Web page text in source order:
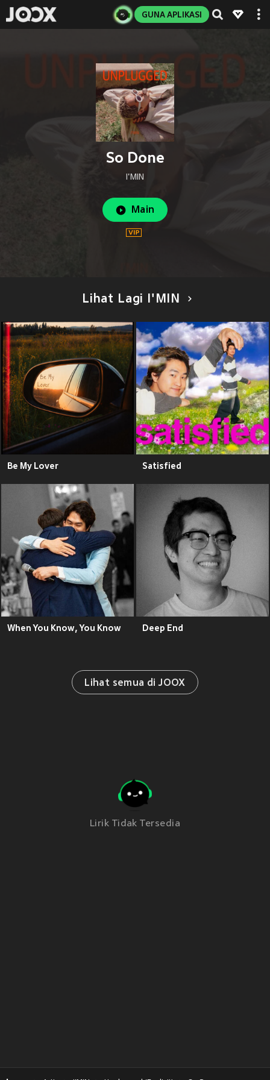
GUNA APLIKASI
So Done
I'MIN
Main
Lihat Lagi I'MIN
Be My Lover Satisfied
When You Know, You Know Deep End
Lihat semua di JOOX
Lirik Tidak Tersedia